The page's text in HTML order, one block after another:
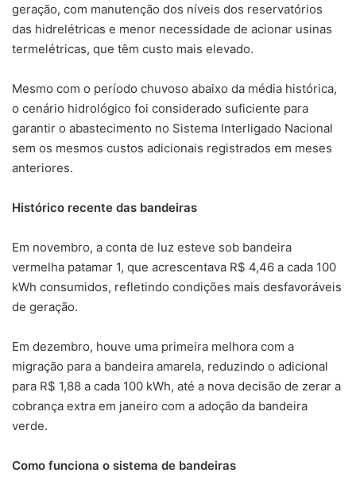
geração, com manutenção dos níveis dos reservatórios
das hidrelétricas e menor necessidade de acionar usinas
termelétricas, que têm custo mais elevado.
Mesmo com o período chuvoso abaixo da média histórica,
o cenário hidrológico foi considerado suficiente para
garantir o abastecimento no Sistema Interligado Nacional
sem os mesmos custos adicionais registrados em meses
anteriores.
Histórico recente das bandeiras
Em novembro, a conta de luz esteve sob bandeira
vermelha patamar 1, que acrescentava R$ 4,46 a cada 100
kWh consumidos, refletindo condições mais desfavoráveis
de geração.
Em dezembro, houve uma primeira melhora com a
migração para a bandeira amarela, reduzindo o adicional
para R$ 1,88 a cada 100 kWh, até a nova decisão de zerar a
cobrança extra em janeiro com a adoção da bandeira
verde.
Como funciona o sistema de bandeiras